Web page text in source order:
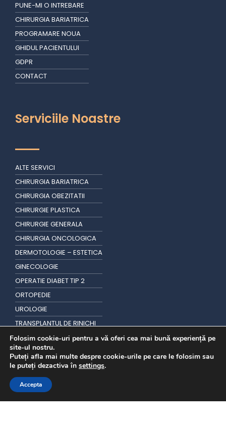
PUNE-MI O INTREBARE
CHIRURGIA BARIATRICA
PROGRAMARE NOUA
GHIDUL PACIENTULUI
GDPR
CONTACT
Serviciile Noastre
ALTE SERVICI
CHIRURGIA BARIATRICA
CHIRURGIA OBEZITATII
CHIRURGIE PLASTICA
CHIRURGIE GENERALA
CHIRURGIA ONCOLOGICA
DERMOTOLOGIE – ESTETICA
GINECOLOGIE
OPERATIE DIABET TIP 2
ORTOPEDIE
UROLOGIE
TRANSPLANTUL DE RINICHI
TRANSPLANT DE PAR
Folosim cookie-uri pentru a vă oferi cea mai bună experiență pe
site-ul nostru.
Puteți afla mai multe despre cookie-urile pe care le folosim sau
le puteți dezactiva în settings.
Accepta